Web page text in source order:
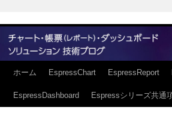
ホーム EspressChart EspressReport
EspressDashboard Espressシリーズ共通